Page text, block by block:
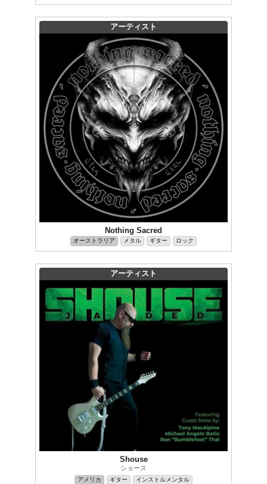
アーティスト
Nothing Sacred
オーストラリア メタル ギター ロック
アーティスト
Shouse
ショース
アメリカ ギター
インストルメンタル